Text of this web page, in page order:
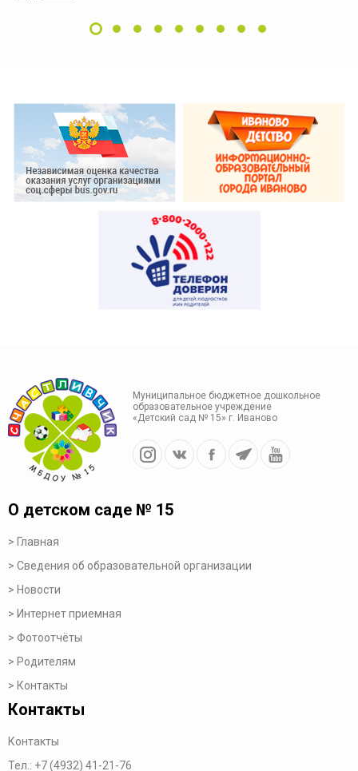
Муниципальное бюджетное дошкольное
образовательное учреждение
«Детский сад № 15» г. Иваново
О детском саде № 15
Главная
Сведения об образовательной организации
Новости
Интернет приемная
Фотоотчёты
Родителям
Контакты
Контакты
Контакты
Тел.: +7 (4932) 41-21-76